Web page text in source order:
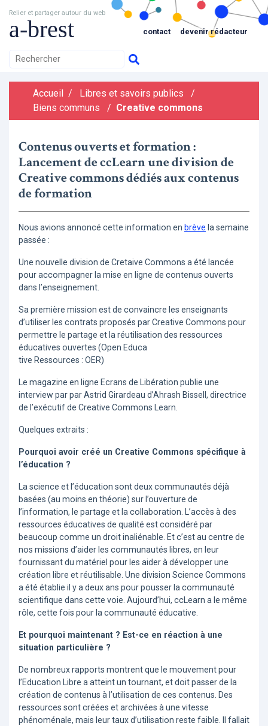
Relier et partager autour du web
a-brest contact devenir rédacteur
Accueil / Libres et savoirs publics
/
Biens communs
/ Creative commons
Contenus ouverts et formation :
Lancement de ccLearn une division de
Creative commons dédiés aux contenus
de formation
Nous avions annoncé cette information en brève la semaine
passée :
Une nouvelle division de Cretaive Commons a été lancée
pour accompagner la mise en ligne de contenus ouverts
dans l’enseignement.
Sa première mission est de convaincre les enseignants
d’utiliser les contrats proposés par Creative Commons pour
permettre le partage et la réutilisation des ressources
éducatives ouvertes (Open Educa
tive Ressources : OER)
Le magazine en ligne Ecrans de Libération publie une
interview par par Astrid Girardeau d’Ahrash Bissell, directrice
de l’exécutif de Creative Commons Learn.
Quelques extraits :
Pourquoi avoir créé un Creative Commons spécifique à
l’éducation ?
La science et l’éducation sont deux communautés déjà
basées (au moins en théorie) sur l’ouverture de
l’information, le partage et la collaboration. L’accès à des
ressources éducatives de qualité est considéré par
beaucoup comme un droit inaliénable. Et c’est au centre de
nos missions d’aider les communautés libres, en leur
fournissant du matériel pour les aider à développer une
création libre et réutilisable. Une division Science Commons
a été établie il y a deux ans pour pousser la communauté
scientifique dans cette voie. Aujourd’hui, ccLearn a le même
rôle, cette fois pour la communauté éducative.
Et pourquoi maintenant ? Est-ce en réaction à une
situation particulière ?
De nombreux rapports montrent que le mouvement pour
l’Education Libre a atteint un tournant, et doit passer de la
création de contenus à l’utilisation de ces contenus. Des
ressources sont créées et archivées à une vitesse
phénoménale, mais leur taux d’utilisation reste faible. Il fallait